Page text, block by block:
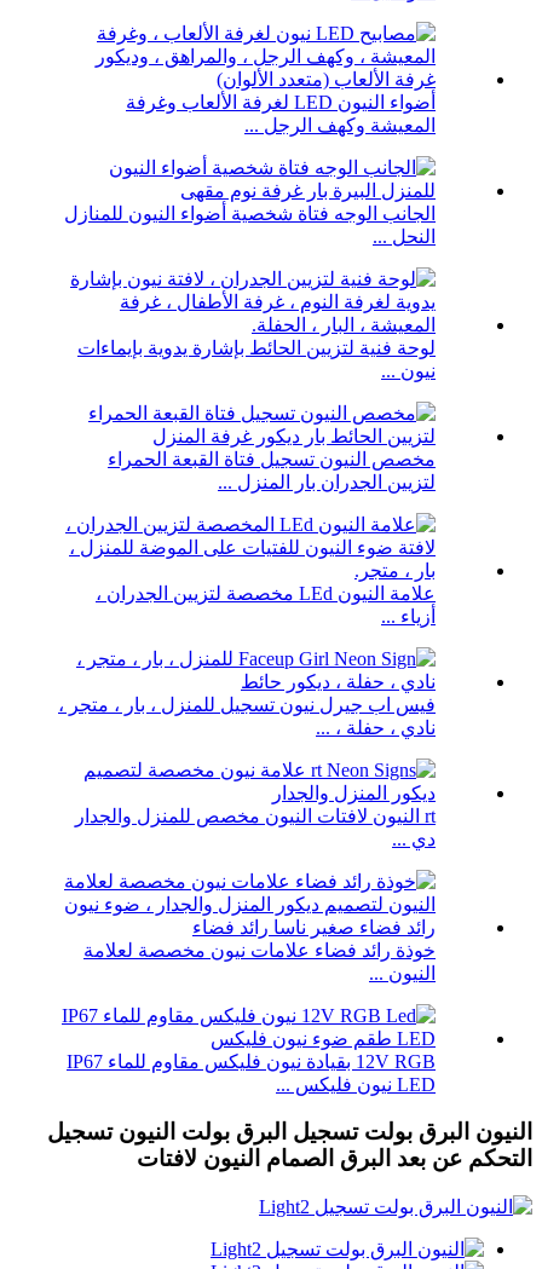
أضواء النيون LED لغرفة الألعاب وغرفة
المعيشة وكهف الرجل ...
الجانب الوجه فتاة شخصية أضواء النيون للمنازل
النحل ...
لوحة فنية لتزيين الحائط بإشارة يدوية بإيماءات
نيون ...
مخصص النيون تسجيل فتاة القبعة الحمراء
لتزيين الجدران بار المنزل ...
علامة النيون LEd مخصصة لتزيين الجدران ،
أزياء ...
فيس اب جيرل نيون تسجيل للمنزل ، بار ، متجر ،
نادي ، حفلة ، ...
rt النيون لافتات النيون مخصص للمنزل والجدار
دي ...
خوذة رائد فضاء علامات نيون مخصصة لعلامة
النيون ...
12V RGB بقيادة نيون فليكس مقاوم للماء IP67
LED نيون فليكس ...
النيون البرق بولت تسجيل البرق بولت النيون تسجيل
التحكم عن بعد البرق الصمام النيون لافتات